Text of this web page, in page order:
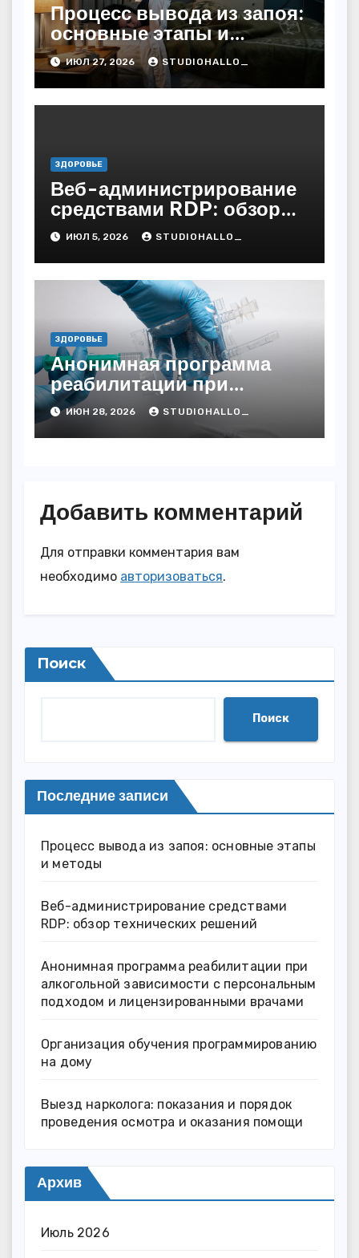
Процесс вывода из запоя:
основные этапы и
методы
ИЮЛ 27, 2026 STUDIOHALLO_
ЗДОРОВЬЕ
Веб-администрирование
средствами RDP: обзор
технических решений
ИЮЛ 5, 2026 STUDIOHALLO_
ЗДОРОВЬЕ
Анонимная программа
реабилитации при
алкогольной зависимости
с персональным
подходом и
ИЮН 28, 2026 STUDIOHALLO_
Добавить комментарий
Для отправки комментария вам
необходимо авторизоваться.
Поиск
Поиск
Последние записи
Процесс вывода из запоя: основные этапы
и методы
Веб-администрирование средствами
RDP: обзор технических решений
Анонимная программа реабилитации при
алкогольной зависимости с персональным
подходом и лицензированными врачами
Организация обучения программированию
на дому
Выезд нарколога: показания и порядок
проведения осмотра и оказания помощи
Архив
Июль 2026